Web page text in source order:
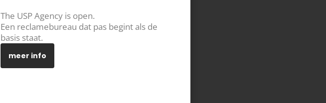
The USP Agency is open.
Een reclamebureau dat pas begint als de
basis staat.
meer info